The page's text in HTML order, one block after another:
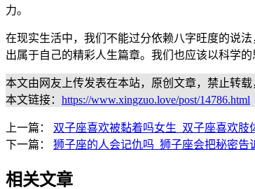
力。
在现实生活中，我们不能过分依赖八字旺度的说
出属于自己的精彩人生篇章。我们也应该以科学
本文由网友上传发表在本站，原创文章，禁止转
本文链接： https://www.xingzuo.love/post/14786.html
上一篇： 双子座喜欢被黏着吗女生_双子座喜欢肢
下一篇： 狮子座的人会记仇吗_狮子座会把秘密告
相关文章